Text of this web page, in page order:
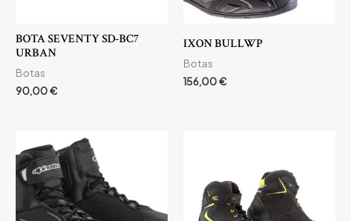
BOTA SEVENTY SD-BC7
URBAN
Botas
90,00€
IXON BULLWP
Botas
156,00€